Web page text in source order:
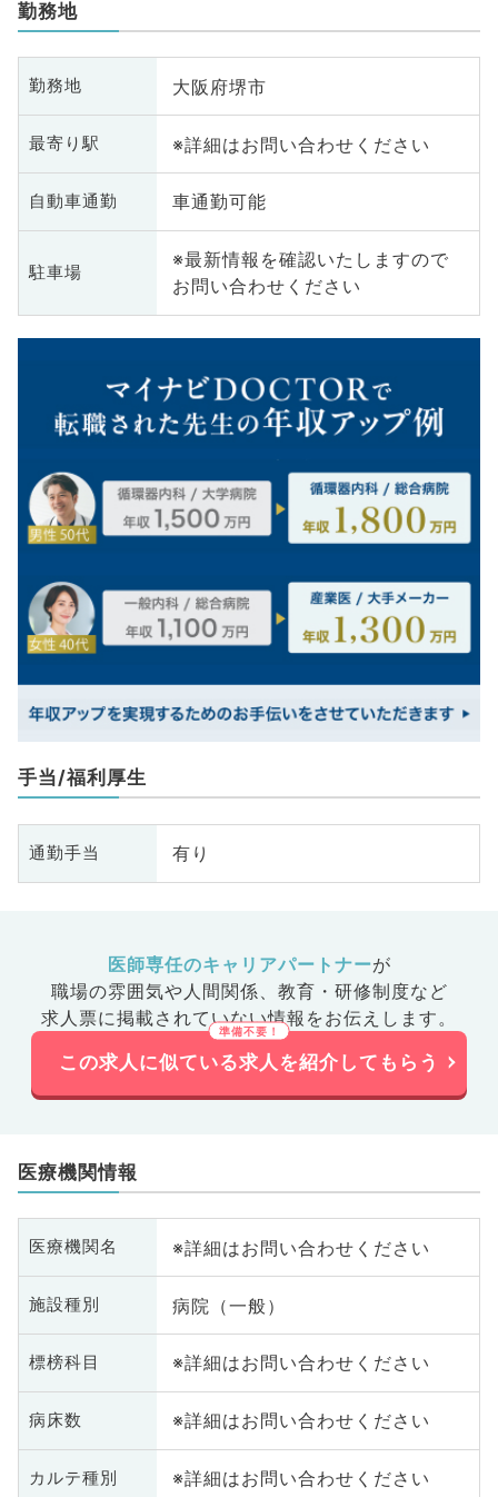
勤務地
勤務地 大阪府堺市
最寄り駅 ※詳細はお問い合わせください
自動車通勤 車通勤可能
駐車場
※最新情報を確認いたしますので
お問い合わせください
手当/福利厚生
通勤手当 有り
医師専任のキャリアパートナーが
職場の雰囲気や人間関係、 教育・研修制度など
求人票に掲載されていない情報をお伝えします。
この求人に似ている求人を紹介してもらう
医療機関情報
医療機関名 ※詳細はお問い合わせください
施設種別 病院（一般）
標榜科目 ※詳細はお問い合わせください
病床数 ※詳細はお問い合わせください
カルテ種別 ※詳細はお問い合わせください